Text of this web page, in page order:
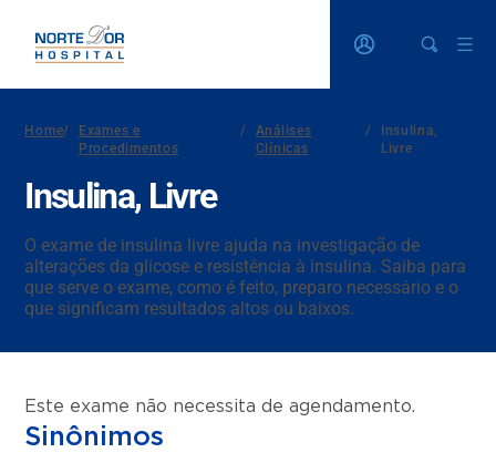
Home/
Exames e
Procedimentos
/
Análises
Clínicas
/
Insulina,
Livre
Insulina, Livre
O exame de insulina livre ajuda na investigação de
alterações da glicose e resistência à insulina. Saiba para
que serve o exame, como é feito, preparo necessário e o
que significam resultados altos ou baixos.
Este exame não necessita de agendamento.
Sinônimos